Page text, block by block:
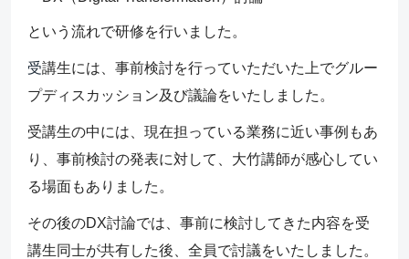
という流れで研修を行いました。
受講生には、事前検討を行っていただいた上でグルー
プディスカッション及び議論をいたしました。
受講生の中には、現在担っている業務に近い事例もあ
り、事前検討の発表に対して、大竹講師が感心してい
る場面もありました。
その後のDX討論では、事前に検討してきた内容を受
講生同士が共有した後、全員で討議をいたしました。